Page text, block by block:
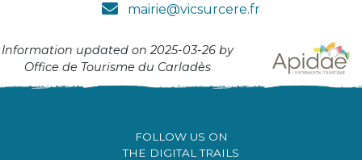
mairie@vicsurcere.fr
Information updated on 2025-03-26 by
Office de Tourisme du Carladès
FOLLOW US ON
THE DIGITAL TRAILS